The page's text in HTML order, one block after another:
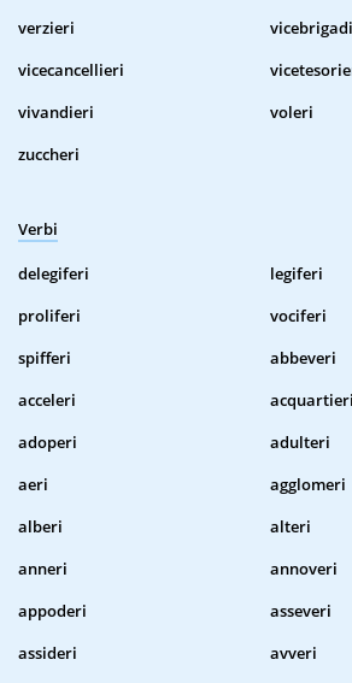
verzieri
vicecancellieri
vivandieri
voleri
zuccheri
Verbi
delegiferi
legiferi
proliferi
vociferi
spifferi
abbeveri
acceleri
acquartieri
adoperi
adulteri
aeri
agglomeri
alberi
alteri
anneri
annoveri
appoderi
asseveri
assideri
avveri